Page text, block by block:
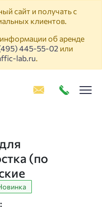
сайт и получать с
клиентов.
об аренде
445-55-02 или
lab.ru.
(по